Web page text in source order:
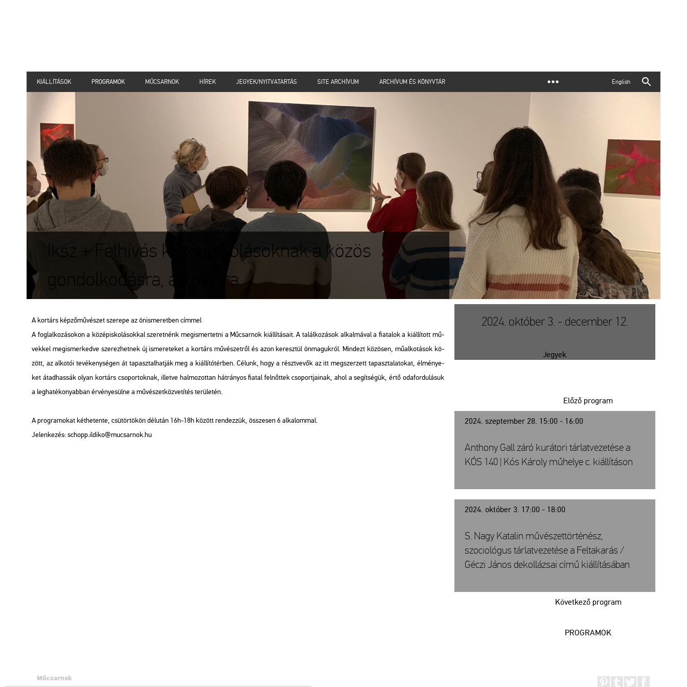
KIÁLLÍTÁSOK PROGRAMOK MŰCSARNOK HÍREK JEGYEK/NYITVATARTÁS SITE ARCHÍVUM ARCHÍVUM ÉS KÖNYVTÁR English
Iksz + Felhívás középiskolásoknak a közös
gondolkodásra, alkotásra
A kor­társ kép­ző­mű­vé­szet sze­re­pe az ön­is­me­ret­ben cím­mel
A fog­lal­ko­zá­so­kon a kö­zép­is­ko­lá­sok­kal sze­ret­nénk meg­is­mer­tet­ni a Mű­csar­nok ki­ál­lí­tá­sa­it. A ta­lál­ko­zá­sok al­kal­má­val a fi­a­ta­lok a ki­ál­lí­tott mű­
vek­kel meg­is­mer­ked­ve sze­rez­het­nek új is­me­re­te­ket a kor­társ mű­vé­szet­ről és azon ke­resz­tül ön­ma­guk­ról. Mind­ezt kö­zö­sen, mű­al­ko­tá­sok kö­
zött, az al­ko­tói te­vé­keny­sé­gen át ta­pasz­tal­hat­ják meg a ki­ál­lí­tó­tér­ben. Cé­lunk, hogy a részt­ve­vők az itt meg­szer­zett ta­pasz­ta­la­to­kat, él­mé­nye­
ket át­ad­has­sák olyan kor­társ cso­por­tok­nak, il­let­ve hal­mo­zot­tan hát­rá­nyos fi­a­tal fel­nőt­tek cso­port­ja­i­nak, ahol a se­gít­sé­gük, értő oda­for­du­lá­suk
a leg­ha­té­ko­nyab­ban ér­vé­nye­sül­ne a mű­vé­szet­köz­ve­tí­tés te­rü­le­tén.
A prog­ra­mo­kat két­he­ten­te, csü­tör­tö­kön dél­után 16h-18h kö­zött ren­dez­zük, össze­sen 6 al­ka­lom­mal.
Je­len­ke­zés:schopp.​il­di­ko@​mu­csar­nok.​hu
2024. október 3. - december 12.
Jegyek
2024. szeptember 28. 15:00 - 16:00
Előző program
Anthony Gall záró kurátori tárlatvezetése a
KÓS 140 | Kós Károly műhelye c. kiállításon
2024. október 3. 17:00 - 18:00
Következő program
S. Nagy Katalin művészettörténész,
szociológus tárlatvezetése a Feltakarás /
Géczi János dekollázsai című kiállításában
PROGRAMOK
Műcsarnok